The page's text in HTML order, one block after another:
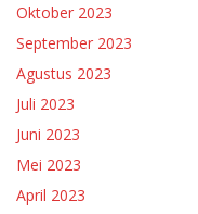
Oktober 2023
September 2023
Agustus 2023
Juli 2023
Juni 2023
Mei 2023
April 2023